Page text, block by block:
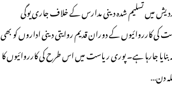
میں تسلیم شدہ دینی مدارس کے خلاف جاری یوگی
کی کارروائیوں کے دوران قدیم روایتی دینی اداروں کو بھی
بنایا جارہا ہے۔ پوری ریاست میں اس طرح کی کارروائیوں کا
دن…